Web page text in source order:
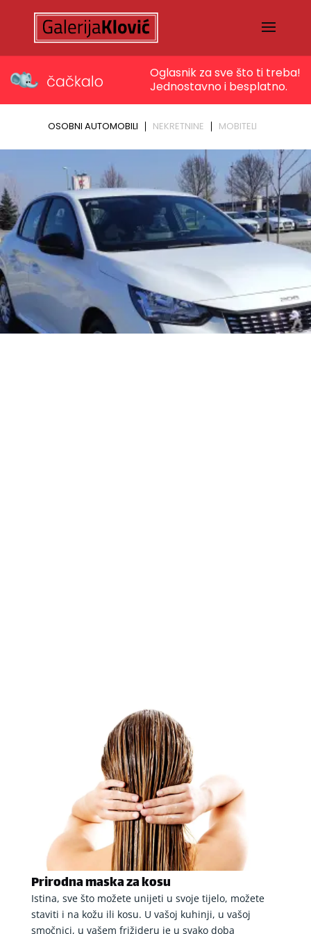
Prirodna maska za kosu
Istina, sve što možete unijeti u svoje tijelo, možete
staviti i na kožu ili kosu. U vašoj kuhinji, u vašoj
smočnici, u vašem frižideru je u svako doba